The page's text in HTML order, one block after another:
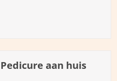
professionele oogmeting, het
Pedicure aan huis